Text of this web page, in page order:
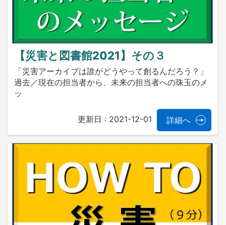
【災害と図書館2021】その３
「災害アーカイブは誰がどうやって創るんだろう？」
過去／現在の担当者から、未来の担当者への珠玉のメ
ッ
更新日 : 2021-12-01 詳細へ